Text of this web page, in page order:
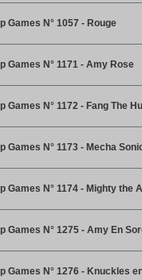
Games N° 1057 - Rouge
Games N° 1171 - Amy Rose
Games N° 1172 - Fang The
Games N° 1173 - Mecha
Games N° 1174 - Mighty the
Games N° 1275 - Amy En
Games N° 1276 - Knuckles